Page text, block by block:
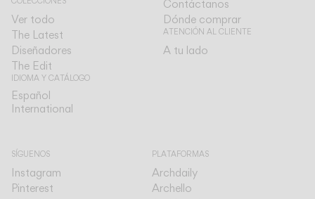
Ver todo
The Latest
Diseñadores
The Edit
IDIOMA Y CATÁLOGO
Español
International
Contáctanos
Dónde comprar
ATENCIÓN AL CLIENTE
A tu lado
SÍGUENOS
Instagram
Pinterest
PLATAFORMAS
Archdaily
Archello